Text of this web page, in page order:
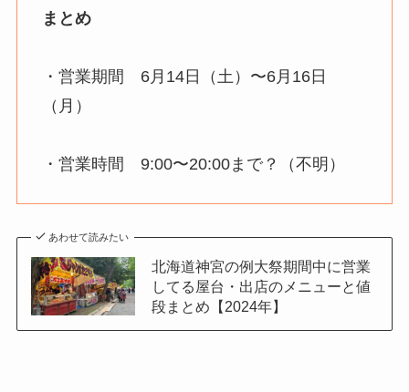
まとめ
・営業期間 6月14日（土）〜6月16日
（月）
・営業時間 9:00〜20:00まで？（不明）
あわせて読みたい
北海道神宮の例大祭期間中に営業
してる屋台・出店のメニューと値
段まとめ【2024年】